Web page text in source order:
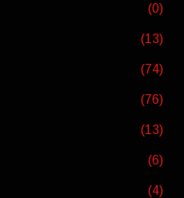
(0)
(13)
(74)
(76)
(13)
(6)
(4)